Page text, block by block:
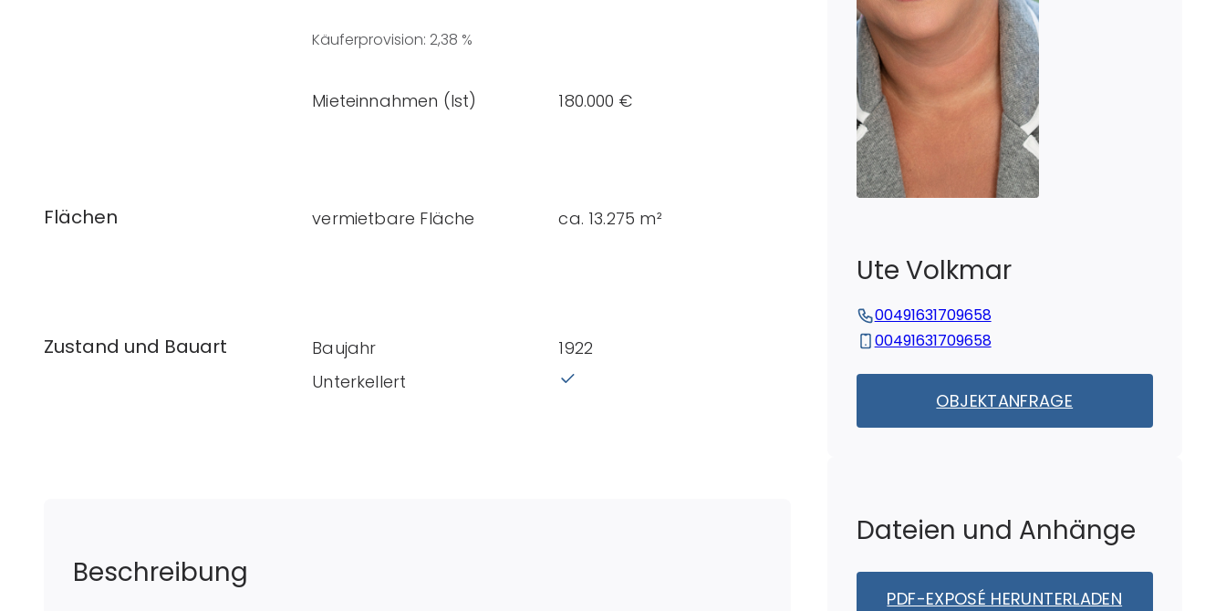
Käuferprovision: 2,38 %
Mieteinnahmen (Ist) 180.000 €
Flächen vermietbare Fläche ca. 13.275 m²
Zustand und Bauart Baujahr
1922
Unterkellert
Beschreibung
Ute Volkmar
00491631709658
00491631709658
OBJEKTANFRAGE
Dateien und Anhänge
PDF-EXPOSÉ HERUNTERLADEN